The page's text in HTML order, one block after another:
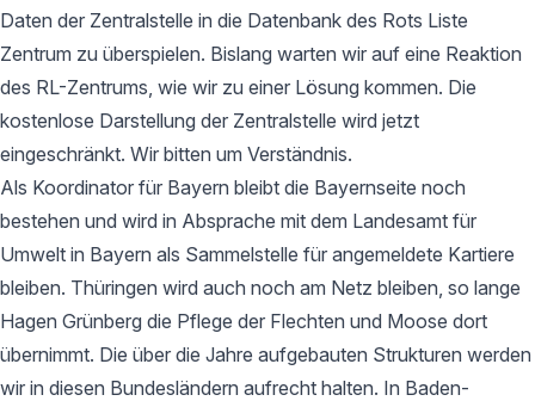
Daten der Zentralstelle in die Datenbank des Rots Liste
Zentrum zu überspielen. Bislang warten wir auf eine Reaktion
des RL-Zentrums, wie wir zu einer Lösung kommen. Die
kostenlose Darstellung der Zentralstelle wird jetzt
eingeschränkt. Wir bitten um Verständnis.
Als Koordinator für Bayern bleibt die Bayernseite noch
bestehen und wird in Absprache mit dem Landesamt für
Umwelt in Bayern als Sammelstelle für angemeldete Kartiere
bleiben. Thüringen wird auch noch am Netz bleiben, so lange
Hagen Grünberg die Pflege der Flechten und Moose dort
übernimmt. Die über die Jahre aufgebauten Strukturen werden
wir in diesen Bundesländern aufrecht halten. In Baden-